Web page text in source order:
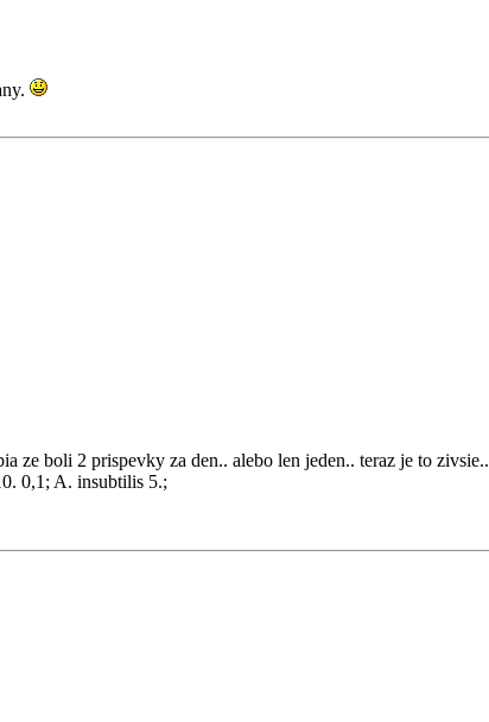
ze boli 2 prispevky za den.. alebo len jeden.. teraz je to zivsie..
0,1; A. insubtilis 5.;